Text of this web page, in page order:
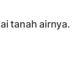
tanah airnya.